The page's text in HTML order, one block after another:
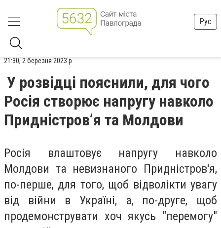
Рус
21:30, 2 березня 2023 р.
У розвідці пояснили, для чого
Росія створює напругу навколо
Придністров’я та Молдови
Росія влаштовує напругу навколо
Молдови та невизнаного Придністров'я,
по-перше, для того, щоб відволікти увагу
від війни в Україні, а, по-друге, щоб
продемонструвати хоч якусь "перемогу"